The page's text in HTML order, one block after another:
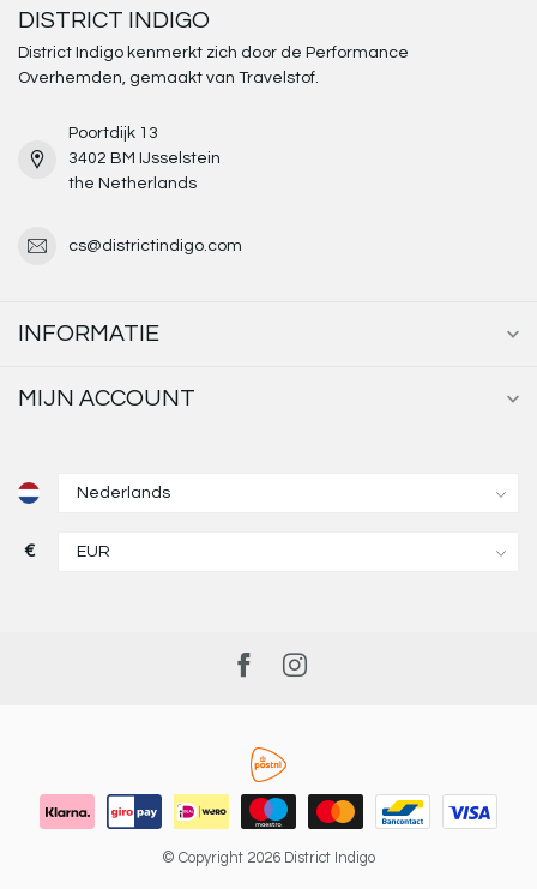
DISTRICT INDIGO
District Indigo kenmerkt zich door de Performance
Overhemden, gemaakt van Travelstof.
Poortdijk 13
3402 BM IJsselstein
the Netherlands
cs@districtindigo.com
INFORMATIE
MIJN ACCOUNT
€
© Copyright 2026 District Indigo